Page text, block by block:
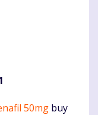
50mg buy